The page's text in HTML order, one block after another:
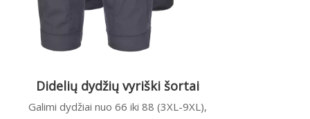
Didelių dydžių vyriški šortai
Galimi dydžiai nuo 66 iki 88 (3XL-9XL),